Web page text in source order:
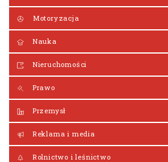
Motoryzacja
Nauka
Nieruchomości
Prawo
Przemysł
Reklama i media
Rolnictwo i leśnictwo